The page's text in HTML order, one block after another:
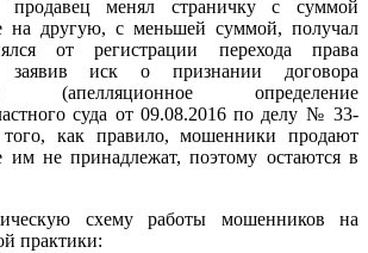
продавец менял страничку с суммой
на другую, с меньшей суммой, получал
от регистрации перехода права
заявив иск о признании договора
(апелляционное определение
суда от 09.08.2016 по делу № 33-
того, как правило, мошенники продают
им не принадлежат, поэтому остаются в
схему работы мошенников на
практики: